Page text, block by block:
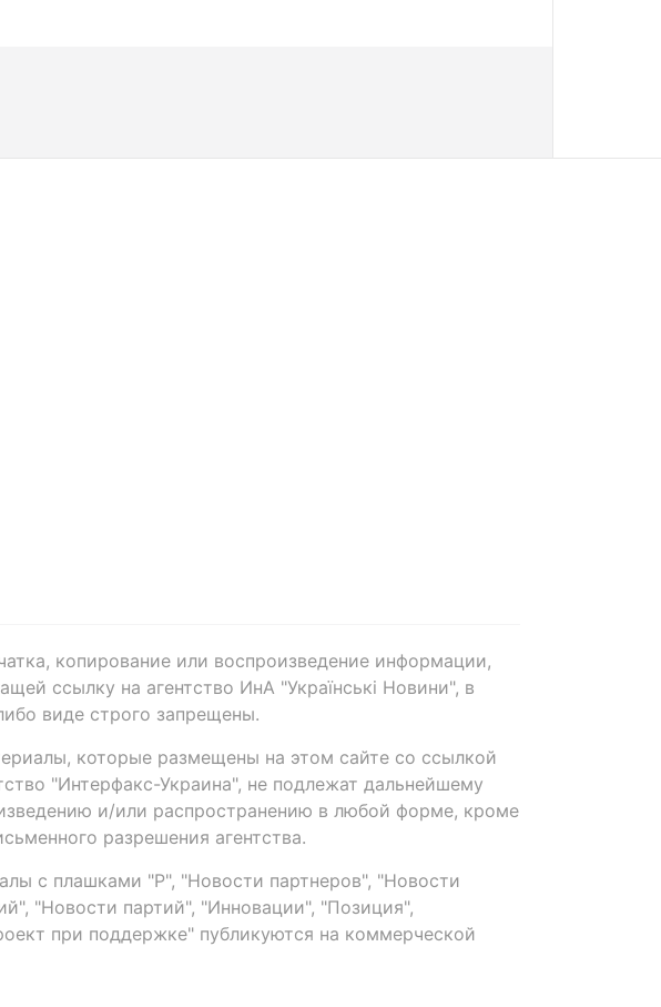
копирование или воспроизведение информации,
ссылку на агентство ИнА "Українські Новини", в
виде строго запрещены.
которые размещены на этом сайте со ссылкой
"Интерфакс-Украина", не подлежат дальнейшему
и/или распространению в любой форме, кроме
разрешения агентства.
с плашками "Р", "Новости партнеров", "Новости
"Новости партий", "Инновации", "Позиция",
при поддержке" публикуются на коммерческой